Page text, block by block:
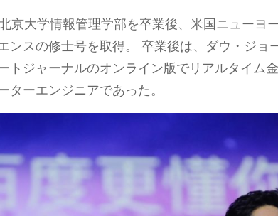
京大学情報管理学部を卒業後、米国ニューヨ
ンスの修士号を取得。 卒業後は、ダウ・ジョ
トジャーナルのオンライン版でリアルタイム
ターエンジニアであった。